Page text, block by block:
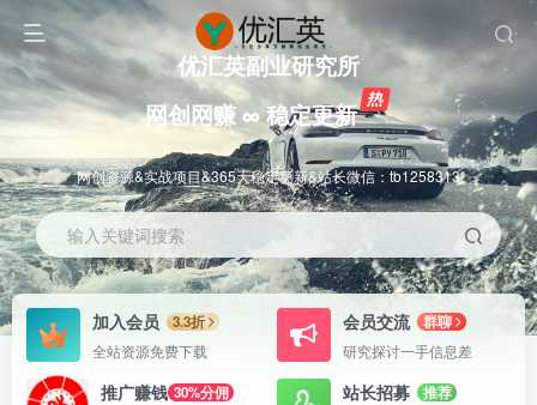
优汇英副业研究所
网创网赚 ∞ 稳定更新
网创资源&实战项目&365天稳定更新&站长微信：tb1258313
输入关键词搜索
加入会员
3.3折
全站资源免费下载
会员交流
群聊
研究探讨一手信息差
推广赚钱 30%分佣
站长招募
推荐